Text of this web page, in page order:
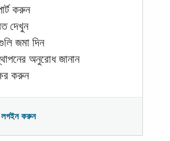
করুন
দেখুন
জমা দিন
অনুরোধ জানান
করুন
লগইন করুন